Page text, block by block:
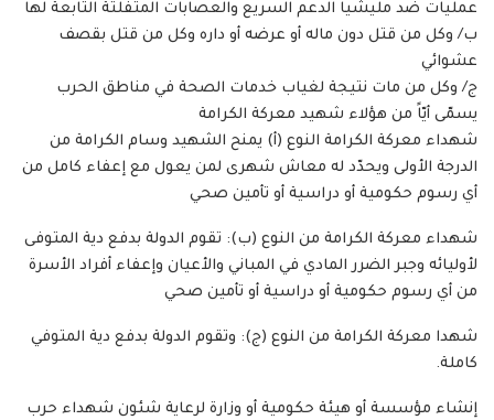
عمليات ضد مليشيا الدعم السريع والعصابات المتفلتة التابعة لها
ب/ وكل من قتل دون ماله أو عرضه أو داره وكل من قتل بقصف
عشوائي
ج/ وكل من مات نتيجة لغياب خدمات الصحة في مناطق الحرب
يسمّى أيّاً من هؤلاء شهيد معركة الكرامة
شهداء معركة الكرامة النوع (أ) يمنح الشهيد وسام الكرامة من
الدرجة الأولى ويحدّد له معاش شهرى لمن يعول مع إعفاء كامل من
أي رسوم حكومية أو دراسية أو تأمين صحي
شهداء معركة الكرامة من النوع (ب): تقوم الدولة بدفع دية المتوفى
لأوليائه وجبر الضرر المادي في المباني والأعيان وإعفاء أفراد الأسرة
من أي رسوم حكومية أو دراسية أو تأمين صحي
شهدا معركة الكرامة من النوع (ج): وتقوم الدولة بدفع دية المتوفي
كاملة.
إنشاء مؤسسة أو هيئة حكومية أو وزارة لرعاية شئون شهداء حرب